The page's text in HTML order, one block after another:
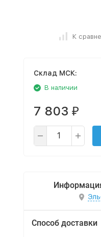
К
Cклад МСК:
В наличии
7 803 ₽
Способ доставки